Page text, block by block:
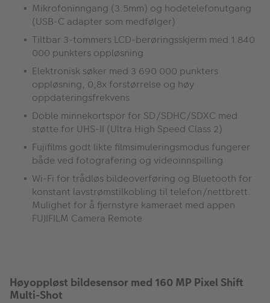
Mikrofoninngang (3.5mm) og hodetelefonutgang
(USB-C adapter som medfølger)
Tiltbar 3-tommers LCD-berøringsskjerm med 1 840
000 punkters oppløsning
Elektronisk søker med 3 690 000 punkters
oppløsning, 0,8x forstørrelse og høy
oppdateringsfrekvens
Doble minnekortspor for SD/SDHC/SDXC med
støtte for UHS-II (Ultra High Speed Class 2)
Fujifilms godt likte filmsimuleringsmodus fungerer
både ved fotografering og videoinnspilling
Wi-Fi for trådløs bildeoverføring og Bluetooth for
konstant lavstrømstilkobling til telefon/nettbrett.
Mulighet for å fjernstyre kameraet med appen
FUJIFILM Camera Remote
Høyoppløst bildesensor med 160 MP Pixel Shift
Multi-Shot